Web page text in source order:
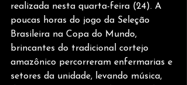
realizada nesta quarta-feira (24). A
poucas horas do jogo da Seleção
Brasileira na Copa do Mundo,
brincantes do tradicional cortejo
amazônico percorreram enfermarias e
setores da unidade, levando música,